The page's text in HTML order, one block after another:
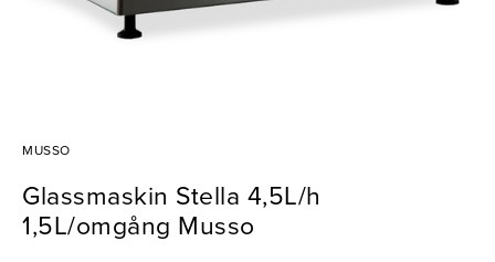
MUSSO
Glassmaskin Stella 4,5L/h
1,5L/omgång Musso